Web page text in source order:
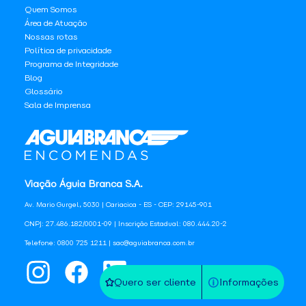
Quero ser cliente Informações
Viação Águia Branca S.A.
Av. Mario Gurgel, 5030 | Cariacica - ES - CEP: 29145-901
CNPJ: 27.486.182/0001-09 | Inscrição Estadual: 080.444.20-2
Telefone: 0800 725 1211 | sac@aguiabranca.com.br
Quem Somos
Área de Atuação
Nossas rotas
Política de privacidade
Programa de Integridade
Blog
Glossário
Sala de Imprensa